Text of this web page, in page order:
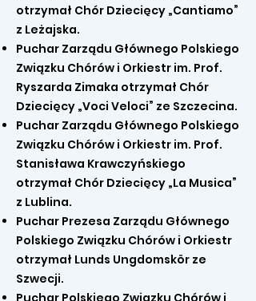
otrzymał Chór Dziecięcy „Cantiamo”
z Leżajska.
Puchar Zarządu Głównego Polskiego
Związku Chórów i Orkiestr im. Prof.
Ryszarda Zimaka otrzymał Chór
Dziecięcy „Voci Veloci” ze Szczecina.
Puchar Zarządu Głównego Polskiego
Związku Chórów i Orkiestr im. Prof.
Stanisława Krawczyńskiego
otrzymał Chór Dziecięcy „La Musica”
z Lublina.
Puchar Prezesa Zarządu Głównego
Polskiego Związku Chórów i Orkiestr
otrzymał Lunds Ungdomskör ze
Szwecji.
Puchar Polskiego Związku Chórów i